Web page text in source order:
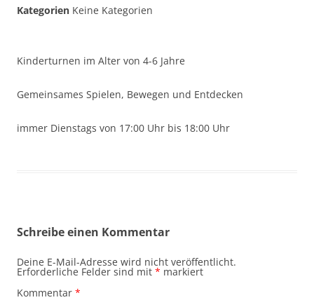
Kategorien Keine Kategorien
Kinderturnen im Alter von 4-6 Jahre
Gemeinsames Spielen, Bewegen und Entdecken
immer Dienstags von 17:00 Uhr bis 18:00 Uhr
Schreibe einen Kommentar
Deine E-Mail-Adresse wird nicht veröffentlicht.
Erforderliche Felder sind mit * markiert
Kommentar *